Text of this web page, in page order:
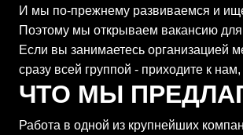
И мы по-прежнему развиваемся и
Поэтому мы открываем вакансию
Если вы занимаетесь организацией
сразу всей группой - приходите к
ЧТО МЫ
Работа в одной из крупнейших